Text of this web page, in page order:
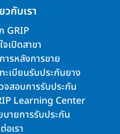
วกับเรา
GRIP
จเปิดสาขา
ารหลังการขาย
ะเบียนรับประกันยาง
จสอบการรับประกัน
Learning Center
บายการรับประกัน
อเรา